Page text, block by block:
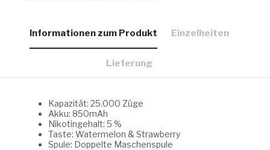
Informationen zum Produkt Einzelheiten
Lieferung
Kapazität: 25.000 Züge
Akku: 850mAh
Nikotingehalt: 5 %
Taste: Watermelon & Strawberry
Spule: Doppelte Maschenspule